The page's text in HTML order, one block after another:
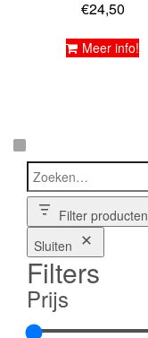
€24,50
Meer info!
Z
o
e
k
n
Filter producten
Sluiten
Filters
Prijs